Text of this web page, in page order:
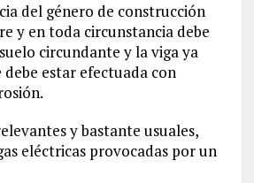
del género de construcción
y en toda circunstancia debe
circundante y la viga ya
debe estar efectuada con
y bastante usuales,
eléctricas provocadas por un